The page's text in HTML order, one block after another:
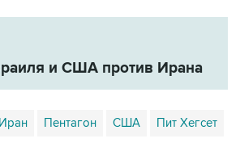
и США против Ирана
Иран Пентагон США Пит Хегсет